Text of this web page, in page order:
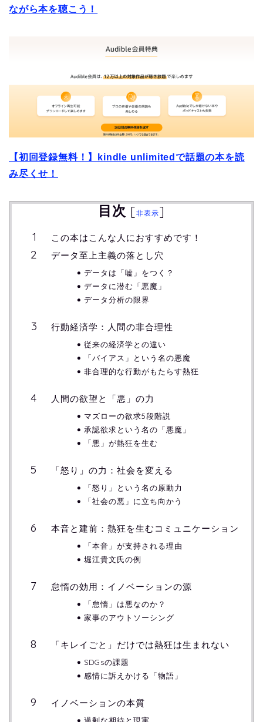
ながら本を聴こう！
【初回登録無料！】kindle unlimitedで話題の本を読
み尽くせ！
目次 [非表示]
この本はこんな人におすすめです！
データ至上主義の落とし穴
データは「嘘」をつく？
データに潜む「悪魔」
データ分析の限界
行動経済学：人間の非合理性
従来の経済学との違い
「バイアス」という名の悪魔
非合理的な行動がもたらす熱狂
人間の欲望と「悪」の力
マズローの欲求5段階説
承認欲求という名の「悪魔」
「悪」が熱狂を生む
「怒り」の力：社会を変える
「怒り」という名の原動力
「社会の悪」に立ち向かう
本音と建前：熱狂を生むコミュニケーション
「本音」が支持される理由
堀江貴文氏の例
怠惰の効用：イノベーションの源
「怠惰」は悪なのか？
家事のアウトソーシング
「キレイごと」だけでは熱狂は生まれない
SDGsの課題
感情に訴えかける「物語」
イノベーションの本質